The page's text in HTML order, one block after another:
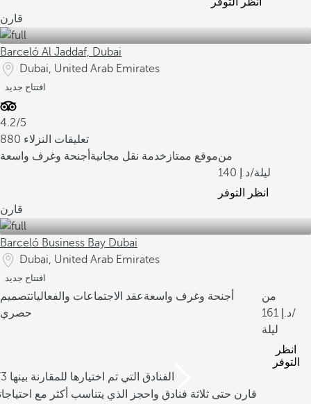
قارن
Barceló Al Jaddaf, Dubai
Dubai, United Arab Emirates
افتتاح جديد
4.2/5
880 تعليقات النزلاء
موقع ممتاز خدمة نقل مجانية أجنحة وغرف واسعة
من
140
/ليلة
انظر التوفر
قارن
Barceló Business Bay Dubai
Dubai, United Arab Emirates
افتتاح جديد
أجنحة وغرف واسعةعقد الاجتماعات والفعالياتتصميم
حصري
من
161
/
ليلة
انظر
التوفر
/3 الفنادق التي تم اختيارها للمقارنة بينها
قارن حتى ثلاثة فنادق واحجز الذي يتناسب أكثر مع